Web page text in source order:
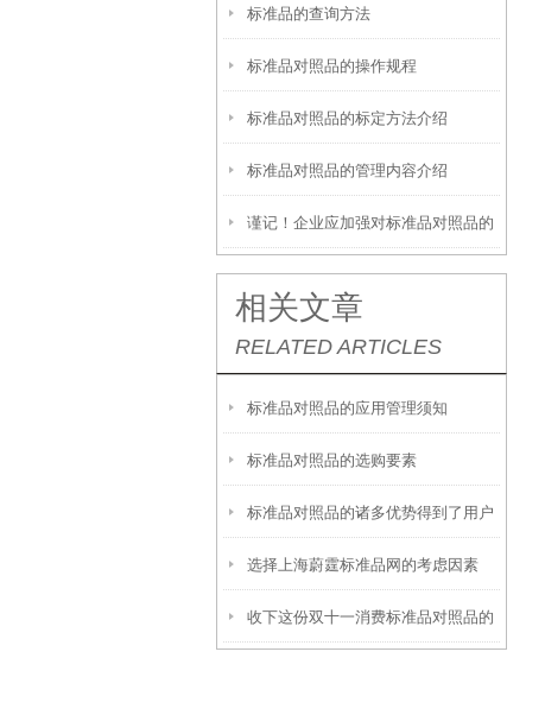
标准品的查询方法
标准品对照品的操作规程
标准品对照品的标定方法介绍
标准品对照品的管理内容介绍
谨记！企业应加强对标准品对照品的
管理
相关文章
RELATED ARTICLES
标准品对照品的应用管理须知
标准品对照品的选购要素
标准品对照品的诸多优势得到了用户
们的认可
选择上海蔚霆标准品网的考虑因素
收下这份双十一消费标准品对照品的